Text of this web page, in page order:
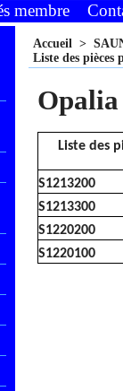
membre
Accueil >
Liste des
Opalia
Liste des
S1213200
S1213300
S1220200
S1220100